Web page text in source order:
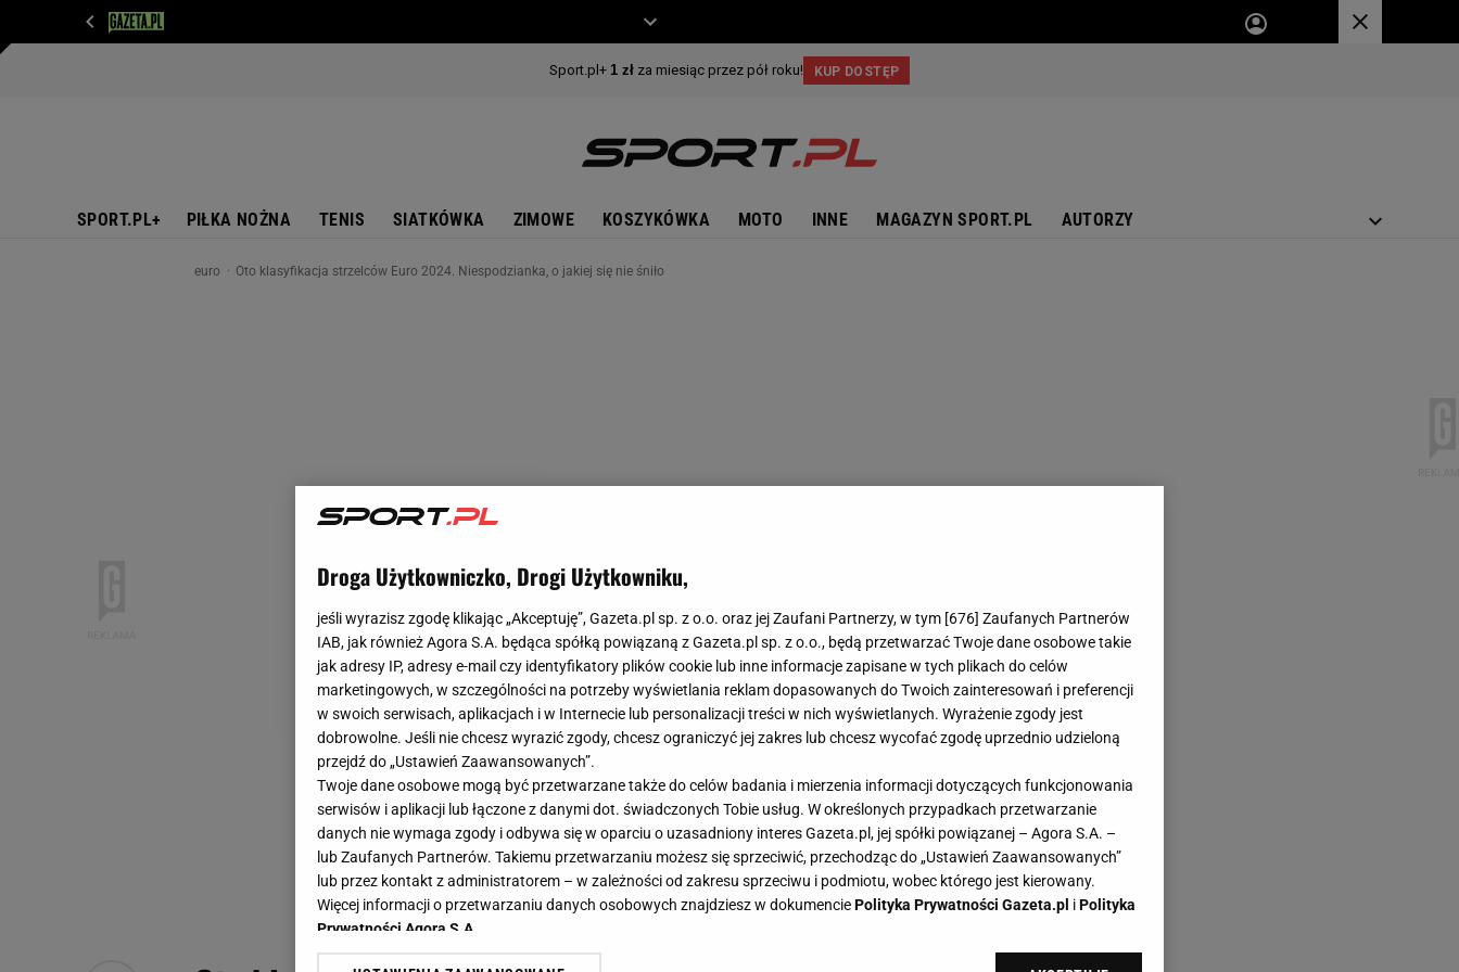
SPORT.PL+ PIŁKA NOŻNA TENIS SIATKÓWKA ZIMOWE KOSZYKÓWKA MOTO INNE MAGAZYN SPORT.PL AUTORZY
euro Oto klasyfikacja strzelców Euro 2024. Niespodzianka, o jakiej się nie śniło
Droga Użytkowniczko, Drogi Użytkowniku,
jeśli wyrazisz zgodę klikając „Akceptuję”, Gazeta.pl sp. z o.o. oraz jej Zaufani Partnerzy, w tym [676] Zaufanych Partnerów
IAB, jak również Agora S.A. będąca spółką powiązaną z Gazeta.pl sp. z o.o., będą przetwarzać Twoje dane osobowe takie
jak adresy IP, adresy e-mail czy identyfikatory plików cookie lub inne informacje zapisane w tych plikach do celów
marketingowych, w szczególności na potrzeby wyświetlania reklam dopasowanych do Twoich zainteresowań i preferencji
w swoich serwisach, aplikacjach i w Internecie lub personalizacji treści w nich wyświetlanych. Wyrażenie zgody jest
dobrowolne. Jeśli nie chcesz wyrazić zgody, chcesz ograniczyć jej zakres lub chcesz wycofać zgodę uprzednio udzieloną
przejdź do „Ustawień Zaawansowanych”.
Twoje dane osobowe mogą być przetwarzane także do celów badania i mierzenia informacji dotyczących funkcjonowania
serwisów i aplikacji lub łączone z danymi dot. świadczonych Tobie usług. W określonych przypadkach przetwarzanie
danych nie wymaga zgody i odbywa się w oparciu o uzasadniony interes Gazeta.pl, jej spółki powiązanej – Agora S.A. –
lub Zaufanych Partnerów. Takiemu przetwarzaniu możesz się sprzeciwić, przechodząc do „Ustawień Zaawansowanych”
lub przez kontakt z administratorem – w zależności od zakresu sprzeciwu i podmiotu, wobec którego jest kierowany.
Więcej informacji o przetwarzaniu danych osobowych znajdziesz w dokumenciePolityka Prywatności Gazeta.pl iPolityka
Prywatności Agora S.A.